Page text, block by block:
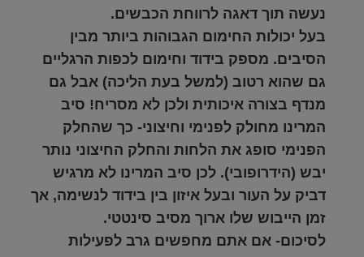
נעשה תוך דאגה לרווחת הכבשים.
בעל יכולות החימום הגבוהות ביותר מבין
הסיבים. מספק בידוד וחימום לכפות הרגליים
גם שהוא רטוב (למשל בעת הליכה) אבל גם
מנדף בצורה איכותית ולכן לא מסריח! סיב
המרינו מחולק לפנימי וחיצוני- כך שהחלק
הפנימי סופג את הלחות והחלק החיצוני נותר
יבש (הידרופובי). לכן סיב המרינו לא מרגיש
דביק על העור ובעל איזון בין בידוד לנשימה, אך
זמן הייבוש שלו ארוך מסיב סינטטי.
לסיכום- אם אתם מחפשים גרב לפעילות